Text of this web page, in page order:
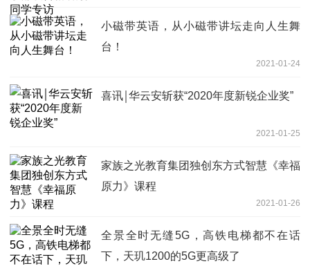
小磁带英语，从小磁带讲坛走向人生舞
台！
2021-01-24
喜讯￨华云安斩获“2020年度新锐企业奖”
2021-01-25
家族之光教育集团独创东方式智慧《幸福
原力》课程
2021-01-26
全景全时无缝5G，高铁电梯都不在话
下，天玑1200的5G更高级了